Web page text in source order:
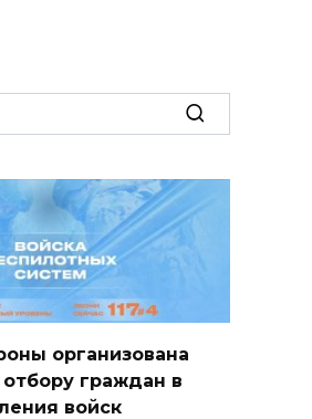
организована
граждан в
войск